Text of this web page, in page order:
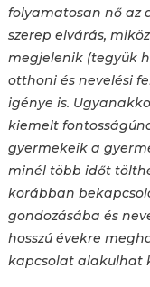
folyamatosan nő az
szerep elvárás,
megjelenik (tegyük
otthoni és nevelési
igénye is.
kiemelt
gyermekeik a
minél több időt
korábban
gondozásába és
hosszú évekre
kapcsolat alakulhat